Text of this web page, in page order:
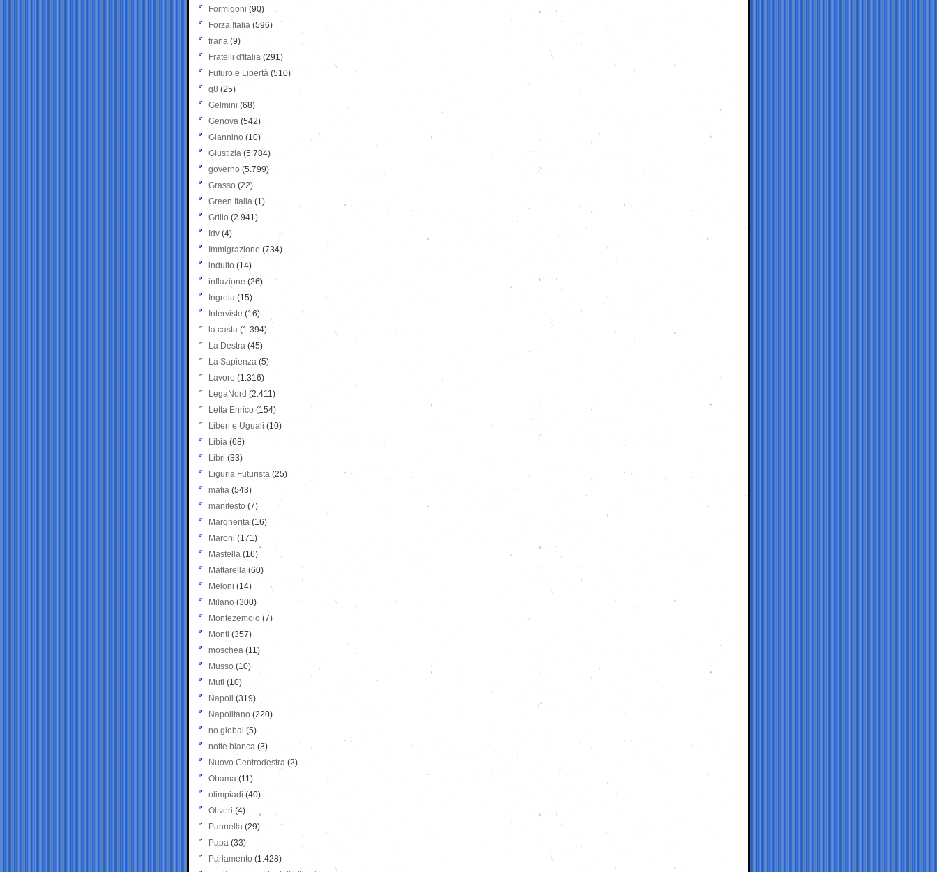
Formigoni (90)
Forza Italia (596)
frana (9)
Fratelli d'Italia (291)
Futuro e Libertà (510)
g8 (25)
Gelmini (68)
Genova (542)
Giannino (10)
Giustizia (5.784)
governo (5.799)
Grasso (22)
Green Italia (1)
Grillo (2.941)
Idv (4)
Immigrazione (734)
indulto (14)
inflazione (26)
Ingroia (15)
Interviste (16)
la casta (1.394)
La Destra (45)
La Sapienza (5)
Lavoro (1.316)
LegaNord (2.411)
Letta Enrico (154)
Liberi e Uguali (10)
Libia (68)
Libri (33)
Liguria Futurista (25)
mafia (543)
manifesto (7)
Margherita (16)
Maroni (171)
Mastella (16)
Mattarella (60)
Meloni (14)
Milano (300)
Montezemolo (7)
Monti (357)
moschea (11)
Musso (10)
Muti (10)
Napoli (319)
Napolitano (220)
no global (5)
notte bianca (3)
Nuovo Centrodestra (2)
Obama (11)
olimpiadi (40)
Oliveri (4)
Pannella (29)
Papa (33)
Parlamento (1.428)